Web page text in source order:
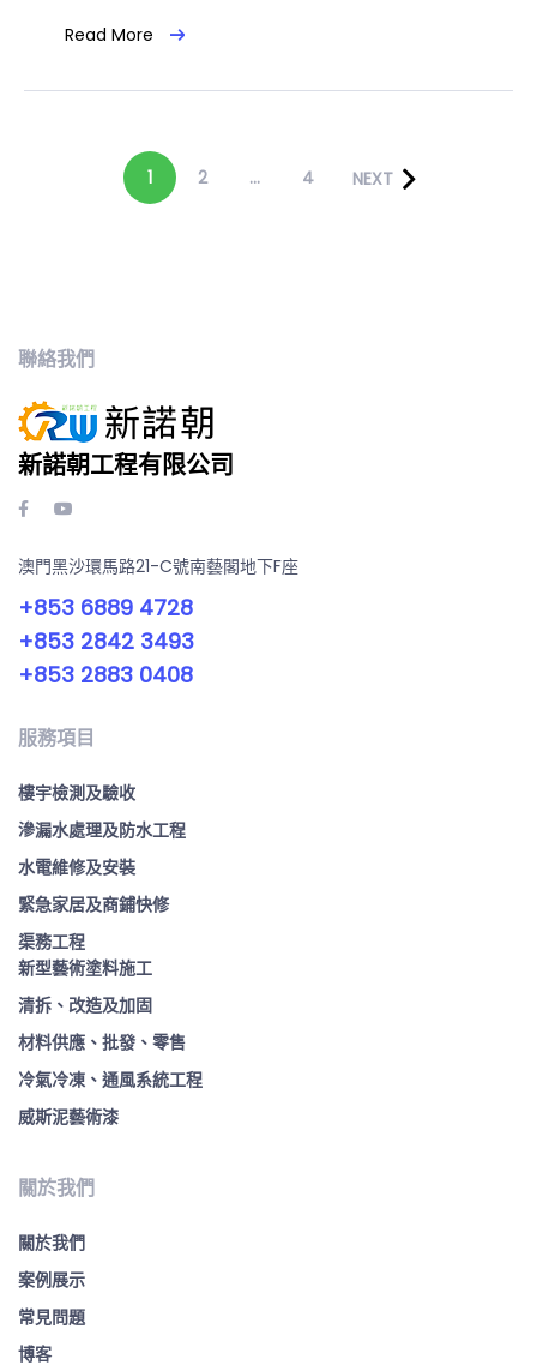
Read More
1 2 ... 4 NEXT
聯絡我們
新諾朝工程有限公司
澳門黑沙環馬路21-C號南藝閣地下F座
+853 6889 4728
+853 2842 3493
+853 2883 0408
服務項目
樓宇檢測及驗收
滲漏水處理及防水工程
水電維修及安裝
緊急家居及商鋪快修
渠務工程
新型藝術塗料施工
清拆、改造及加固
材料供應、批發、零售
冷氣冷凍、通風系統工程
威斯泥藝術漆
關於我們
關於我們
案例展示
常見問題
博客